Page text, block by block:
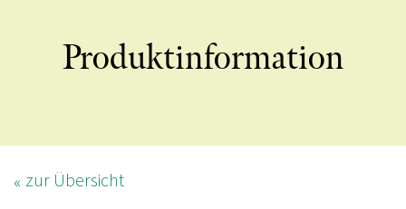
Produktinformation
zur Übersicht